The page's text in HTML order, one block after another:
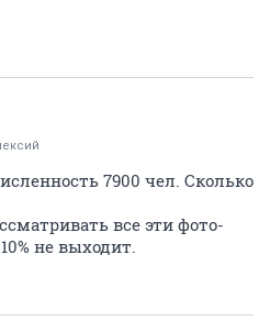
7900 чел. Сколько
все эти фото-
не выходит.